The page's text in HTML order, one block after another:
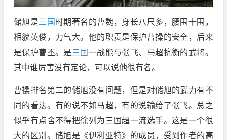
储旭是三国 时期著名的曹魏，身长八尺多，腰围十围，
相貌英俊，力气大。他的职责是保护曹操的安全，后来
是保护曹丕。是 三国 一战能与张飞、马超抗衡的武将。
其中谁厉害没有定论，可以说他很有名。
曹操排名第二的储旭没有问题，但是对储旭的武力有不
同的看法。有的说不如马超，有的说输给了张飞。总之
似乎有点舍不得把徐列为三国超一流选手。这是一个很
大的区别。储旭是《伊利亚特》的成员，受到作者的高